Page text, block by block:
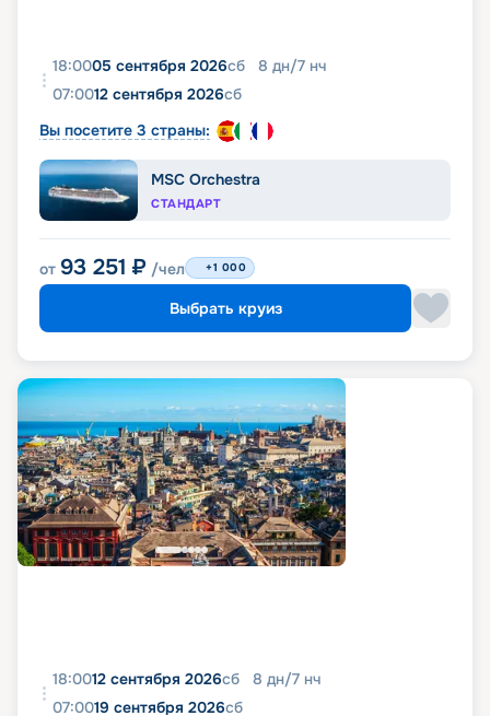
18:0005 сентября 2026сб 8 дн/7 нч
07:0012 сентября 2026сб
Вы посетите 3 страны:
MSC Orchestra
СТАНДАРТ
от 93 251 ₽ /чел +1 000
Выбрать круиз
18:0012 сентября 2026сб 8 дн/7 нч
07:0019 сентября 2026сб